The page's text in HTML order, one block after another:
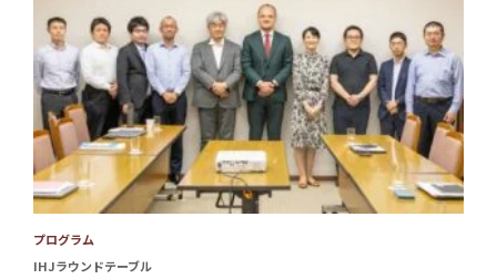
プログラム
IHJラウンドテーブル